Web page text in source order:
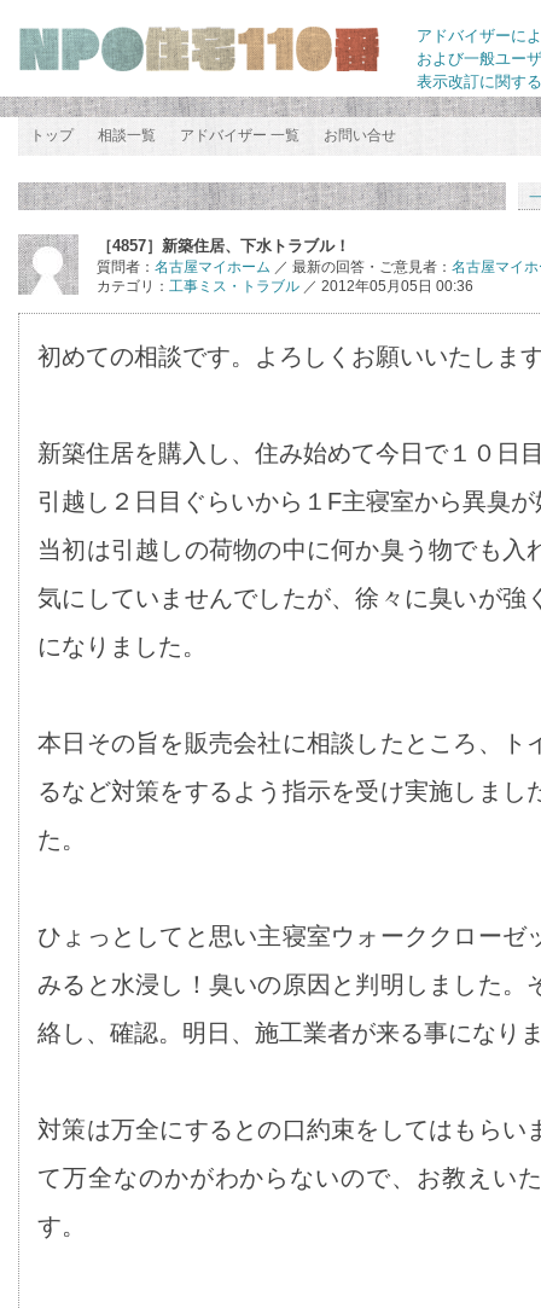
アドバイザーに
および一般ユー
表示改訂に関す
トップ 相談一覧 アドバイザー 一覧 お問い合せ
［4857］新築住居、下水トラブル！
質問者： 名古屋マイホーム ／ 最新の回答・ご意見者： 名古屋マイ
カテゴリ： 工事ミス・トラブル ／ 2012年05月05日 00:36
初めての相談です。よろしくお願いいたしま
新築住居を購入し、住み始めて今日で１０日
引越し２日目ぐらいから１F主寝室から異臭
当初は引越しの荷物の中に何か臭う物でも入
気にしていませんでしたが、徐々に臭いが強
になりました。
本日その旨を販売会社に相談したところ、ト
るなど対策をするよう指示を受け実施しまし
た。
ひょっとしてと思い主寝室ウォーククローゼ
みると水浸し！臭いの原因と判明しました。
絡し、確認。明日、施工業者が来る事になり
対策は万全にするとの口約束をしてはもらい
て万全なのかがわからないので、お教えい
す。